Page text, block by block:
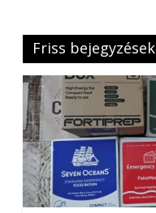
Friss bejegyzések